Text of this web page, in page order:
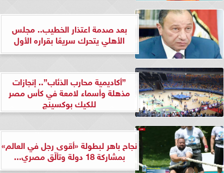
بعد صدمة اعتذار الخطيب.. مجلس
الأهلي يتحرك سريعًا بقراره الأول
”أكاديمية محارب الذئاب”.. إنجازات
مذهلة وأسماء لامعة في كأس مصر
للكيك بوكسينج
نجاح باهر لبطولة «أقوى رجل في العالم»
بمشاركة 18 دولة وتألّق مصري...